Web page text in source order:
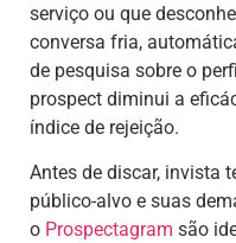
serviço ou que
conversa fria,
de pesquisa sobre o
prospect diminui a
índice de rejeição.
Antes de discar, invista
público-alvo e suas
o Prospectagram são